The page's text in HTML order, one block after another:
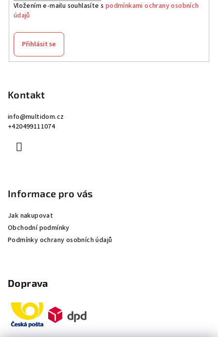
Vložením e-mailu souhlasíte s podmínkami ochrany osobních
údajů
Přihlásit se
Kontakt
info@multidom.cz
+420499111074
Informace pro vás
Jak nakupovat
Obchodní podmínky
Podmínky ochrany osobních údajů
Doprava